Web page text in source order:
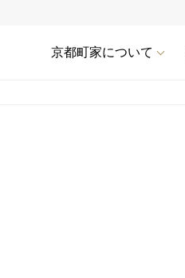
京都町家について